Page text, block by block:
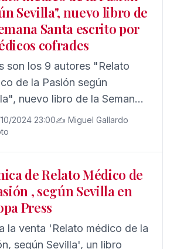
Sevilla", nuevo libro de
Santa escrito por
cofrades
son los 9 autores "Relato
de la Pasión según
nuevo libro de la Semana
2024 23:00✍️ Miguel Gallardo
de Relato Médico de
, según Sevilla en
Press
la venta 'Relato médico de la
según Sevilla', un libro